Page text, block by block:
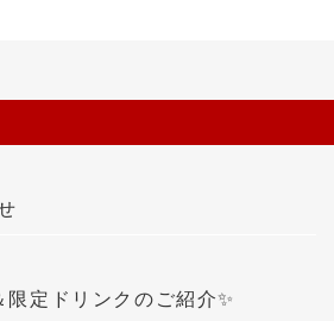
定ドリンクのご紹介✨